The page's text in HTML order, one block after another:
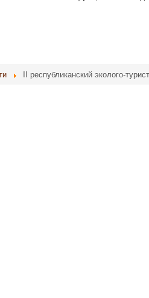
II республиканский эколого-